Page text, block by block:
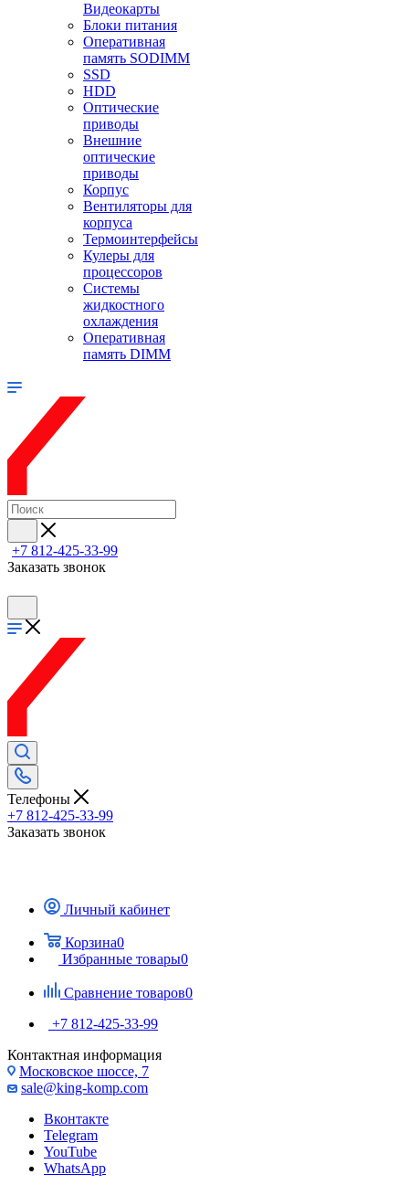
Видеокарты
Блоки питания
Оперативная
память SODIMM
SSD
HDD
Оптические
приводы
Внешние
оптические
приводы
Корпус
Вентиляторы для
корпуса
Термоинтерфейсы
Кулеры для
процессоров
Системы
жидкостного
охлаждения
Оперативная
память DIMM
+7 812-425-33-99
Заказать звонок
Телефоны
+7 812-425-33-99
Заказать звонок
Личный кабинет
Корзина0
Избранные товары0
Сравнение товаров0
+7 812-425-33-99
Контактная информация
Московское шоссе, 7
sale@king-komp.com
Вконтакте
Telegram
YouTube
WhatsApp